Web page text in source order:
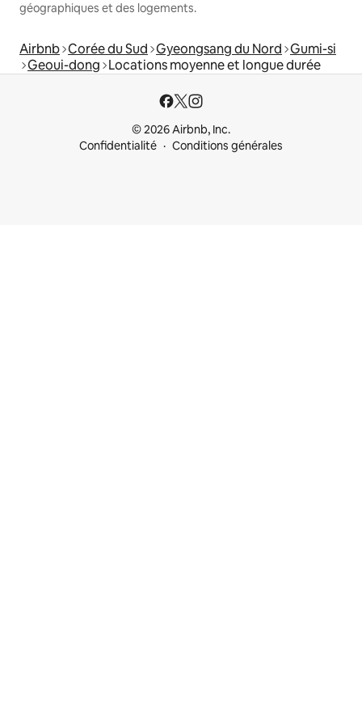
géographiques et des logements.
Airbnb Corée du Sud Gyeongsang du Nord Gumi-si
Geoui-dong Locations moyenne et longue durée
© 2026 Airbnb, Inc.
Confidentialité
Conditions générales